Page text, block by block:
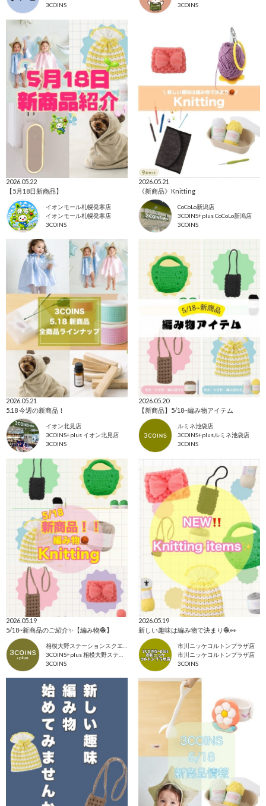
3COINS 3COINS
2026.05.22
【5月18日新商品】
イオンモール札幌発寒店
イオンモール札幌発寒店
3COINS
2026.05.21
《新商品》Knitting
CoCoLo新潟店
3COINS+plus CoCoLo新潟店
3COINS
2026.05.21
5.18 今週の新商品！
イオン北見店
3COINS+plus イオン北見店
3COINS
2026.05.20
【新商品】5/18~編み物アイテム
ルミネ池袋店
3COINS+plusルミネ池袋店
3COINS
2026.05.19
5/18~新商品のご紹介✨【編み物🧶】
3COINS
2026.05.19
新しい趣味は編み物で決まり🧶👀
市川ニッケコルトンプラザ店
市川ニッケコルトンプラザ店
3COINS